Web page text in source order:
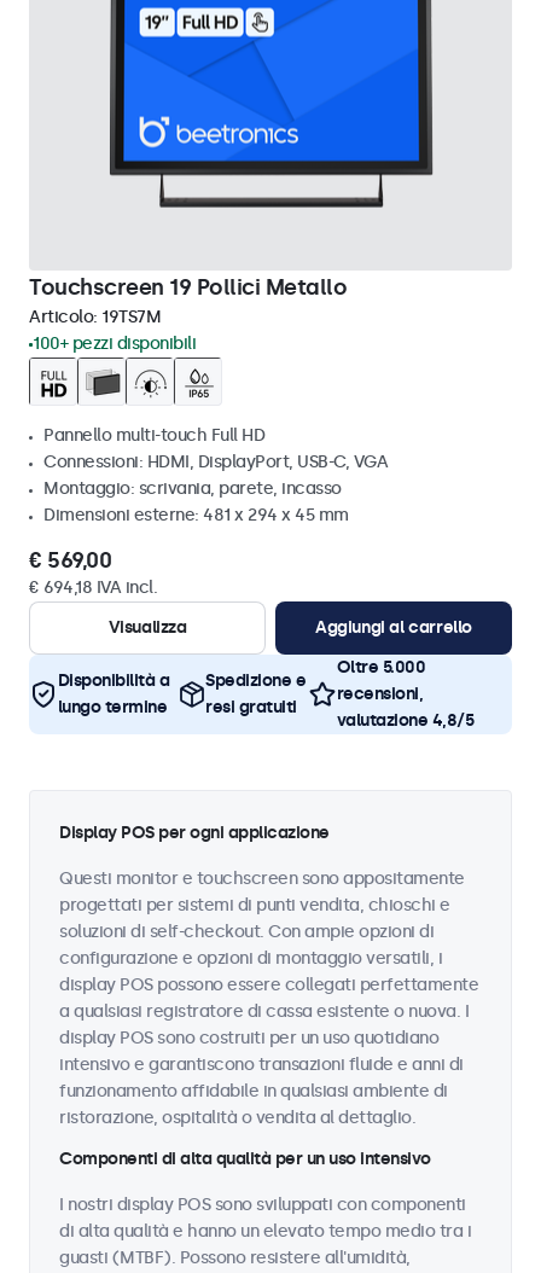
Touchscreen 19 Pollici Metallo
Articolo: 19TS7M
100+ pezzi disponibili
Pannello multi-touch Full HD
Connessioni: HDMI, DisplayPort, USB-C, VGA
Montaggio: scrivania, parete, incasso
Dimensioni esterne: 481 x 294 x 45 mm
€ 569,00
€ 694,18 IVA incl.
Visualizza
Aggiungi al carrello
Disponibilità a
lungo termine
Spedizione e
resi gratuiti
Oltre 5.000
recensioni,
valutazione 4,8/5
Display POS per ogni applicazione
Questi monitor e touchscreen sono appositamente
progettati per sistemi di punti vendita, chioschi e
soluzioni di self-checkout. Con ampie opzioni di
configurazione e opzioni di montaggio versatili, i
display POS possono essere collegati perfettamente
a qualsiasi registratore di cassa esistente o nuova. I
display POS sono costruiti per un uso quotidiano
intensivo e garantiscono transazioni fluide e anni di
funzionamento affidabile in qualsiasi ambiente di
ristorazione, ospitalità o vendita al dettaglio.
Componenti di alta qualità per un uso intensivo
I nostri display POS sono sviluppati con componenti
di alta qualità e hanno un elevato tempo medio tra i
guasti (MTBF). Possono resistere all'umidità,